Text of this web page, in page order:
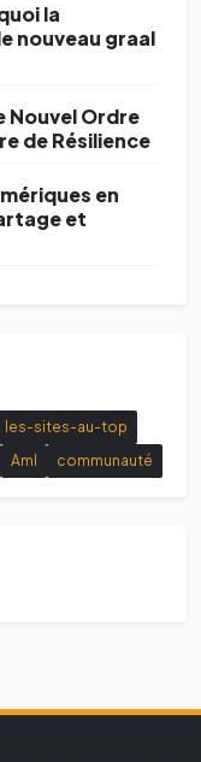
la
nouveau graal
Nouvel Ordre
de Résilience
en
et
les-sites-au-top
AmI communauté